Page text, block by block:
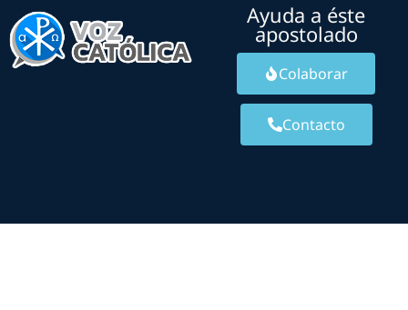
Ayuda a éste
apostolado
Colaborar
Contacto